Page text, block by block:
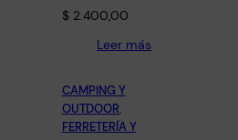
$2.400,00
Leer más
CAMPING Y
OUTDOOR
FERRETERÍA Y